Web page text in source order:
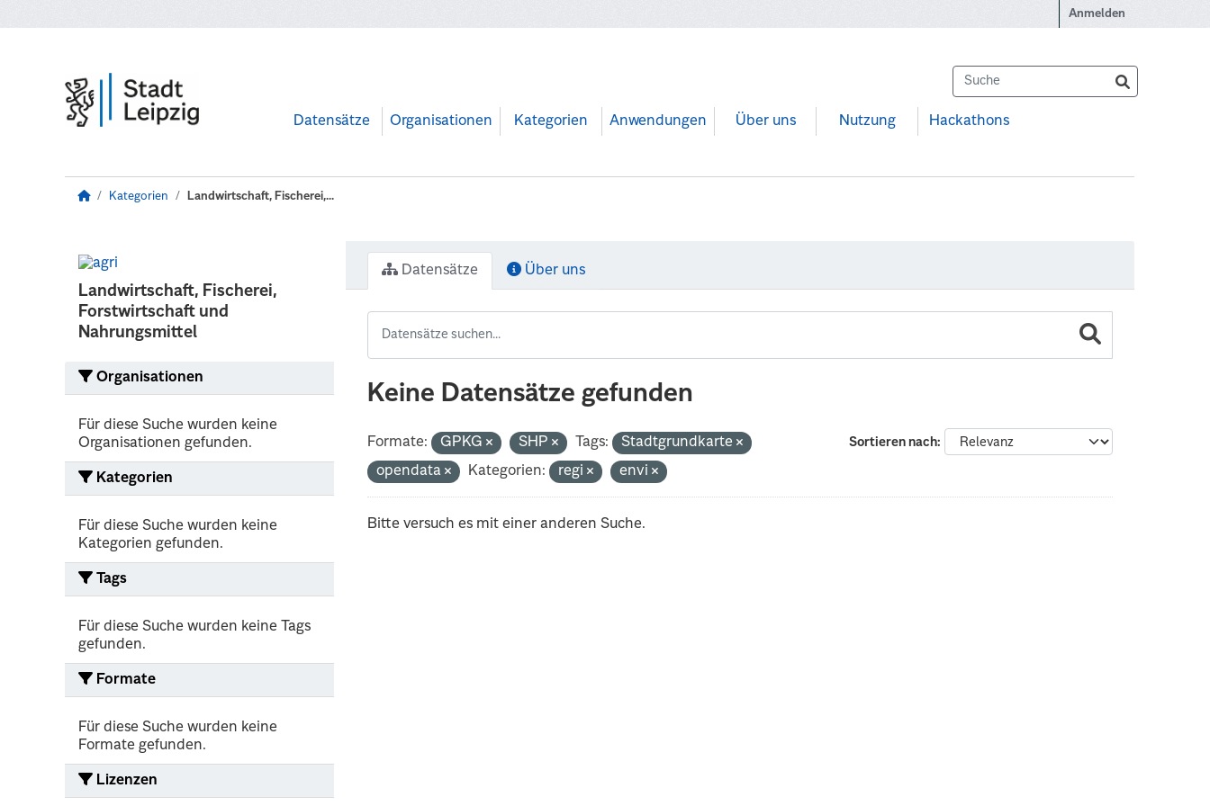
Anmelden
Datensätze Organisationen Kategorien Anwendungen Über uns Nutzung Hackathons
Kategorien Landwirtschaft, Fischerei,...
Landwirtschaft, Fischerei,
Forstwirtschaft und
Nahrungsmittel
Organisationen
Für diese Suche wurden keine
Organisationen gefunden.
Kategorien
Für diese Suche wurden keine
Kategorien gefunden.
Tags
Für diese Suche wurden keine Tags
gefunden.
Formate
Für diese Suche wurden keine
Formate gefunden.
Lizenzen
Datensätze Über uns
Keine Datensätze gefunden
Sortieren nach
Formate: GPKG SHP Tags:
Stadtgrundkarte
opendata
Kategorien: regi envi
Bitte versuch es mit einer anderen Suche.